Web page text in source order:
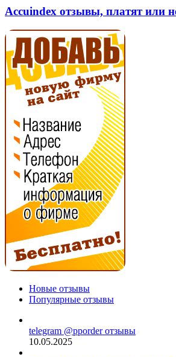
нет?
платят
или
нет?
Accuindex отзывы, платят или
Новые отзывы
Популярные отзывы
telegram @pporder отзывы
10.05.2025